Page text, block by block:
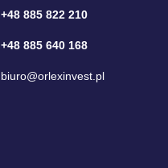
+48 885 822 210
+48 885 640 168
biuro@orlexinvest.pl